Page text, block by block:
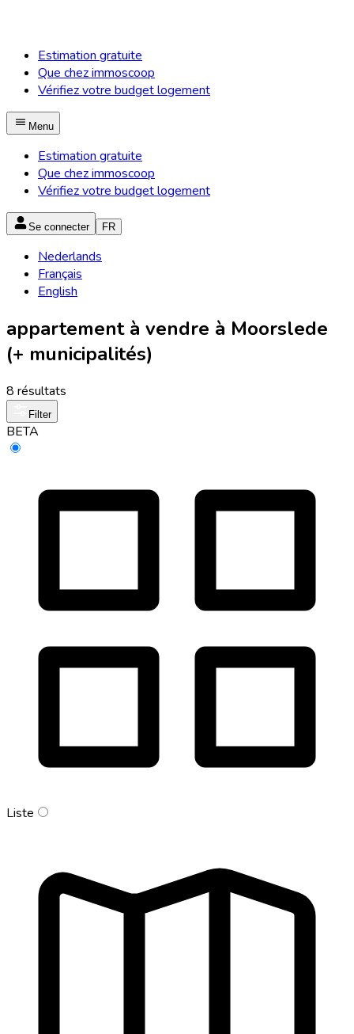
Estimation gratuite
Que chez immoscoop
Vérifiez votre budget logement
Menu
Estimation gratuite
Que chez immoscoop
Vérifiez votre budget logement
Se connecter FR
Nederlands
Français
English
appartement à vendre à Moorslede
(+ municipalités)
8 résultats
Filter
BETA
Liste